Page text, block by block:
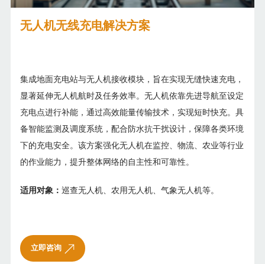
无人机无线充电解决方案
集成地面充电站与无人机接收模块，旨在实现无缝快速充电，
显著延伸无人机航时及任务效率。无人机依靠先进导航至设定
充电点进行补能，通过高效能量传输技术，实现短时快充。具
备智能监测及调度系统，配合防水抗干扰设计，保障各类环境
下的充电安全。该方案强化无人机在监控、物流、农业等行业
的作业能力，提升整体网络的自主性和可靠性。
适用对象：巡查无人机、农用无人机、气象无人机等。
立即咨询